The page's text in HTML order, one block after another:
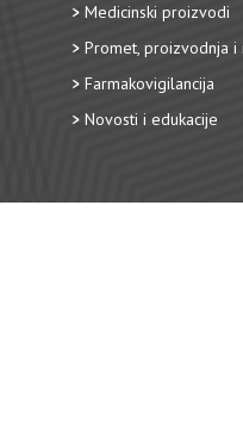
Medicinski proizvodi
Promet, proizvodnja i
Farmakovigilancija
Novosti i edukacije